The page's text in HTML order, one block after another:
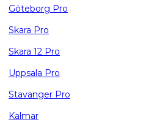
Göteborg Pro
Skara Pro
Skara 12 Pro
Uppsala Pro
Stavanger Pro
Kalmar